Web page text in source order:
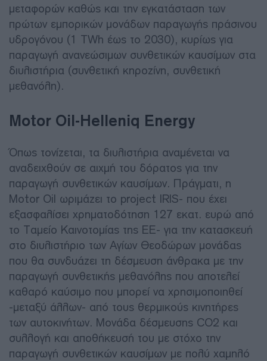
μεταφορών καθώς και την εγκατάσταση των
πρώτων εμπορικών μονάδων παραγωγής πράσινου
υδρογόνου (1 TWh έως το 2030), κυρίως για
παραγωγή ανανεώσιμων συνθετικών καυσίμων στα
διυλιστήρια (συνθετική κηροζίνη, συνθετική
μεθανόλη).
Motor Oil-Helleniq Energy
Όπως τονίζεται, τα διυλιστήρια αναμένεται να
αναδειχθούν σε αιχμή του δόρατος για την
παραγωγή συνθετικών καυσίμων. Πράγματι, η
Motor Oil ωριμάζει το project IRIS- που έχει
εξασφαλίσει χρηματοδότηση 127 εκατ. ευρώ από
το Ταμείο Καινοτομίας της ΕΕ- για την κατασκευή
στο διυλιστήριο των Αγίων Θεοδώρων μονάδας
που θα συνδυάζει τη δέσμευση άνθρακα με την
παραγωγή συνθετικής μεθανόλης που αποτελεί
καθαρό καύσιμο που μπορεί να χρησιμοποιηθεί
-μεταξύ άλλων- από τους θερμικούς κινητήρες
των αυτοκινήτων. Μονάδα δέσμευσης CΟ2 και
συλλογή και αποθήκευσή του με στόχο την
παραγωγή συνθετικών καυσίμων με πολύ χαμηλό